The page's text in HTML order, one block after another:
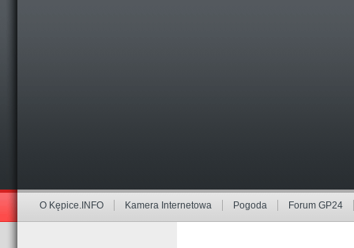
O Kępice.INFO Kamera Internetowa Pogoda Forum GP24